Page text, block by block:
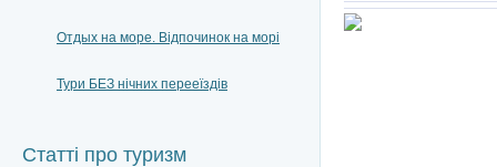
Отдых на море. Відпочинок на морі
Тури БЕЗ нічних перееїздів
Статті про туризм